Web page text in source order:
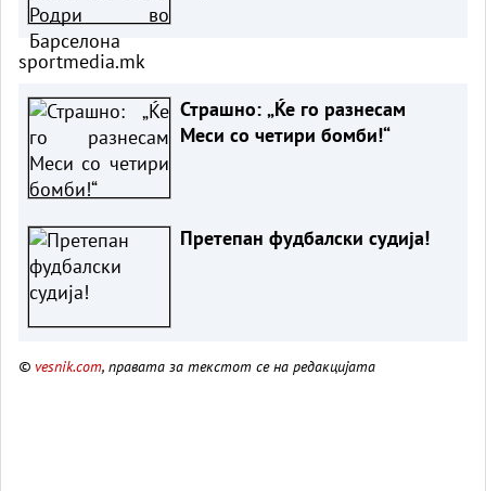
sportmedia.mk
Страшно: „Ќе го разнесам
Меси со четири бомби!“
Претепан фудбалски судија!
© vesnik.com, правата за текстот се на редакцијата